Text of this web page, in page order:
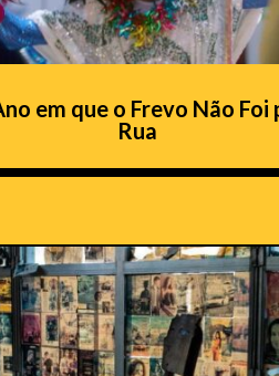
em que o Frevo Não Foi
Rua